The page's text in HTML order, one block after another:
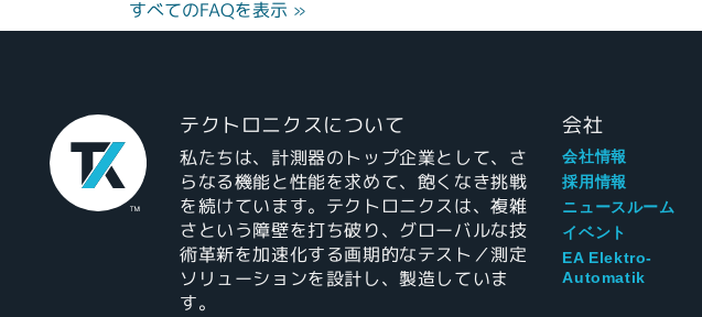
すべてのFAQを表示 »
テクトロニクスについて
私たちは、計測器のトップ企業として、さ
らなる機能と性能を求めて、飽くなき挑戦
を続けています。テクトロニクスは、複雑
さという障壁を打ち破り、グローバルな技
術革新を加速化する画期的なテスト／測定
ソリューションを設計し、製造していま
す。
会社
会社情報
採用情報
ニュースルーム
イベント
EA Elektro-
Automatik